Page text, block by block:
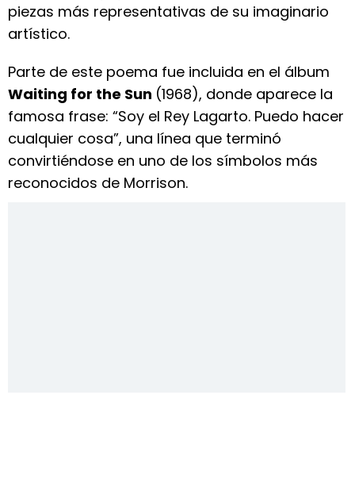
piezas más representativas de su imaginario
artístico.
Parte de este poema fue incluida en el álbum
Waiting for the Sun (1968), donde aparece la
famosa frase: “Soy el Rey Lagarto. Puedo hacer
cualquier cosa”, una línea que terminó
convirtiéndose en uno de los símbolos más
reconocidos de Morrison.